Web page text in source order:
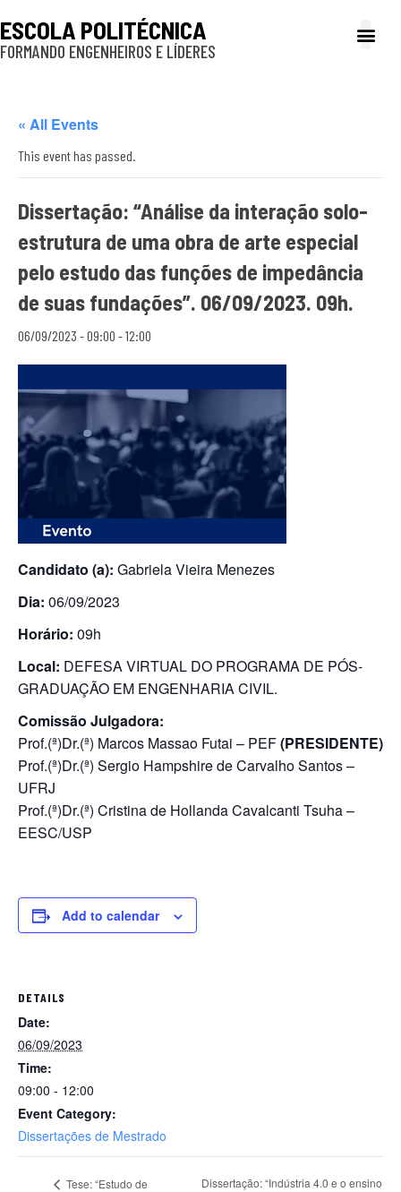
ESCOLA POLITÉCNICA
FORMANDO ENGENHEIROS E LÍDERES
« All Events
This event has passed.
Dissertação: “Análise da interação solo-
estrutura de uma obra de arte especial
pelo estudo das funções de impedância
de suas fundações”. 06/09/2023. 09h.
06/09/2023 - 09:00 -12:00
Candidato (a): Gabriela Vieira Menezes
Dia: 06/09/2023
Horário: 09h
Local: DEFESA VIRTUAL DO PROGRAMA DE PÓS-
GRADUAÇÃO EM ENGENHARIA CIVIL.
Comissão Julgadora:
Prof.(ª)Dr.(ª) Marcos Massao Futai – PEF(PRESIDENTE)
Prof.(ª)Dr.(ª) Sergio Hampshire de Carvalho Santos –
UFRJ
Prof.(ª)Dr.(ª) Cristina de Hollanda Cavalcanti Tsuha –
EESC/USP
Add to calendar
DETAILS
Date:
06/09/2023
Time:
09:00 - 12:00
Event Category:
Dissertações de Mestrado
Tese: “Estudo de
Dissertação: “Indústria 4.0 e o ensino